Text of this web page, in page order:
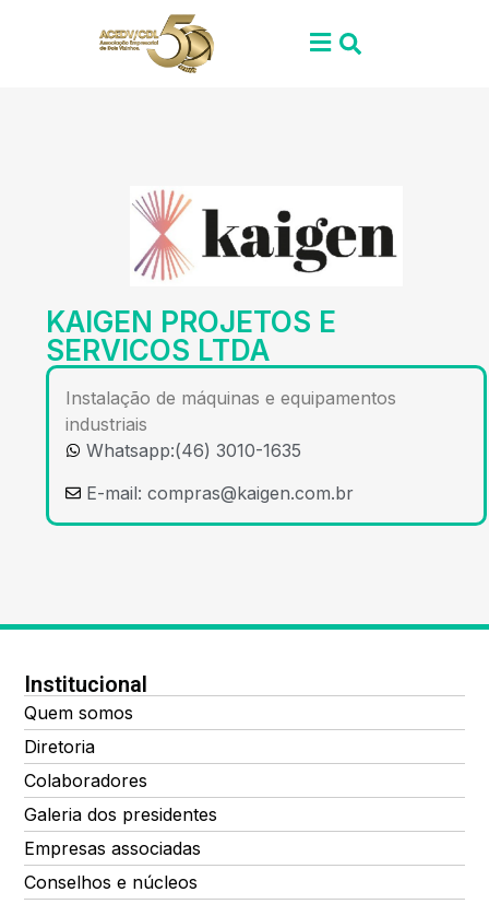
KAIGEN PROJETOS E
SERVICOS LTDA
Instalação de máquinas e equipamentos
industriais
Whatsapp:(46) 3010-1635
E-mail: compras@kaigen.com.br
Institucional
Quem somos
Diretoria
Colaboradores
Galeria dos presidentes
Empresas associadas
Conselhos e núcleos